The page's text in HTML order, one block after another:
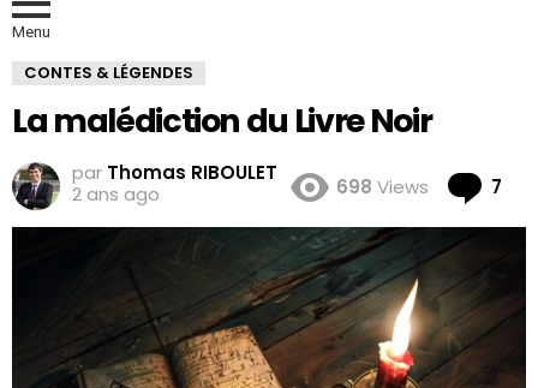
Menu
CONTES & LÉGENDES
La malédiction du Livre Noir
par Thomas RIBOULET
2 ans ago
698 Views 7